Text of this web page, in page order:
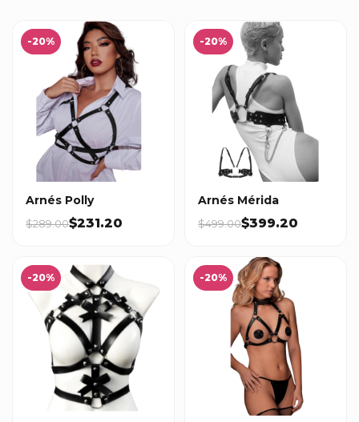
-20%
Arnés Polly
$289.00$231.20
-20%
Arnés Mérida
$499.00$399.20
-20% -20%